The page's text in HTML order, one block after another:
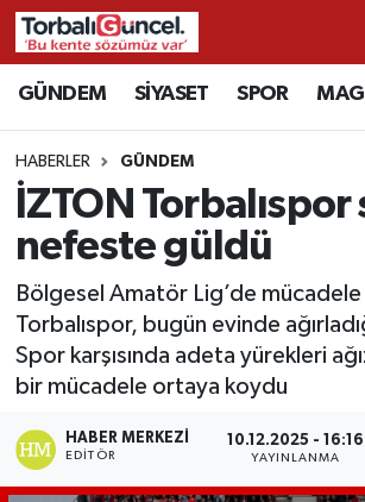
GÜNDEM SİYASET SPOR
HABERLER GÜNDEM
İZTON Torbalıspor
nefeste güldü
Bölgesel Amatör Lig’de
Torbalıspor, bugün evinde
Spor karşısında adeta yürekleri
bir mücadele ortaya koydu
HABER MERKEZI
EDITÖR
10.12.2025 - 16:16
YAYINLANMA
İzmir Nöbetçi Eczaneler
İzmir Hava Durumu
İzmir Namaz Vakitleri
İzmir Trafik Yoğunluk Haritası
Süper Lig Puan Durumu ve
Tüm Manşetler
Son Dakika Haberleri